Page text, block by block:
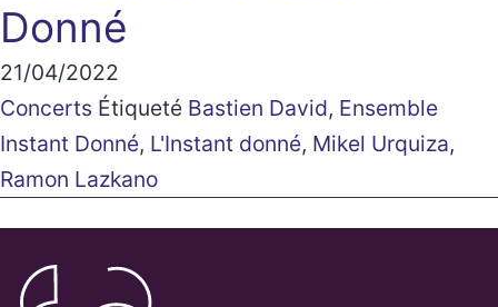
Donné
21/04/2022
Concerts Étiqueté Bastien David, Ensemble
Instant Donné, L'Instant donné, Mikel Urquiza,
Ramon Lazkano